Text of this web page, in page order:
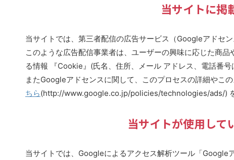
当サイトに掲
当サイトでは、第三者配信の広告サービス（Googleアドセ
このような広告配信事業者は、ユーザーの興味に応じた商
る情報 『Cookie』(氏名、住所、メール アドレス、電話番号
またGoogleアドセンスに関して、このプロセスの詳細やこ
ちら(http://www.google.co.jp/policies/technologies/ads/) を
当サイトが使用して
当サイトでは、Googleによるアクセス解析ツール「Google